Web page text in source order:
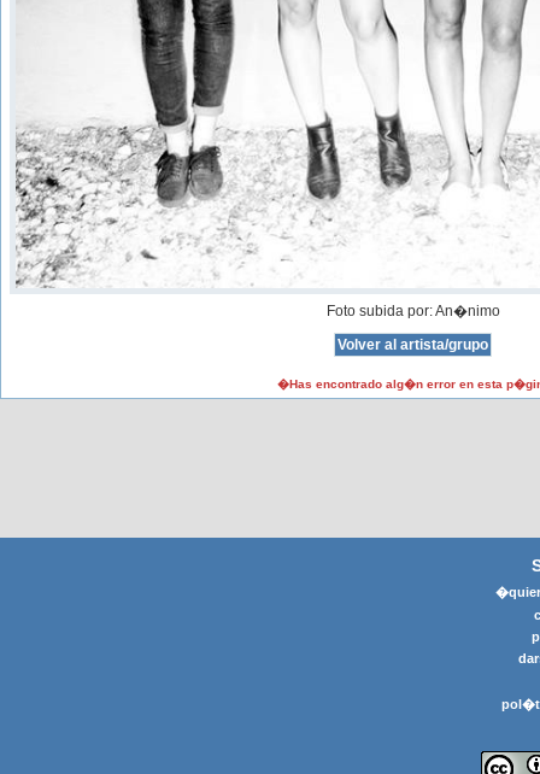
Foto subida por: An�nimo
�Has encontrado alg�n error en esta